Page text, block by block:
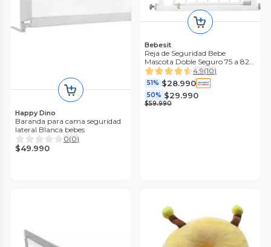
Happy Dino
Baranda para cama seguridad
lateral Blanca bebes
0(0)
$49.990
Bebesit
Reja de Seguridad Bebe
Mascota Doble Seguro 75 a 82
cm
4.9(10)
51% $28.990
50% $29.990
$59.990